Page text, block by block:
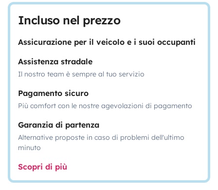
Incluso nel prezzo
Assicurazione per il veicolo e i suoi occupanti
Assistenza stradale
Il nostro team è sempre al tuo servizio
Pagamento sicuro
Più comfort con le nostre agevolazioni di pagamento
Garanzia di partenza
Alternative proposte in caso di problemi dell'ultimo
minuto
Scopri di più